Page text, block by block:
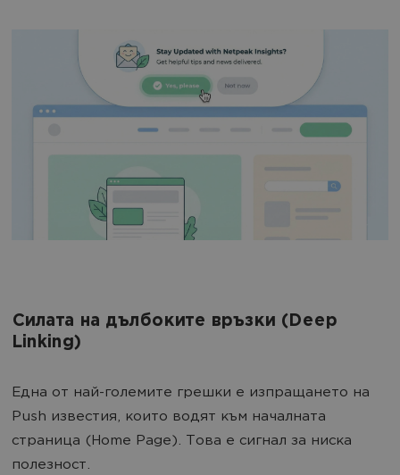
Силата на дълбоките връзки (Deep
Linking)
Една от най-големите грешки е изпращането на
Push известия, които водят към началната
страница (Home Page). Това е сигнал за ниска
полезност.